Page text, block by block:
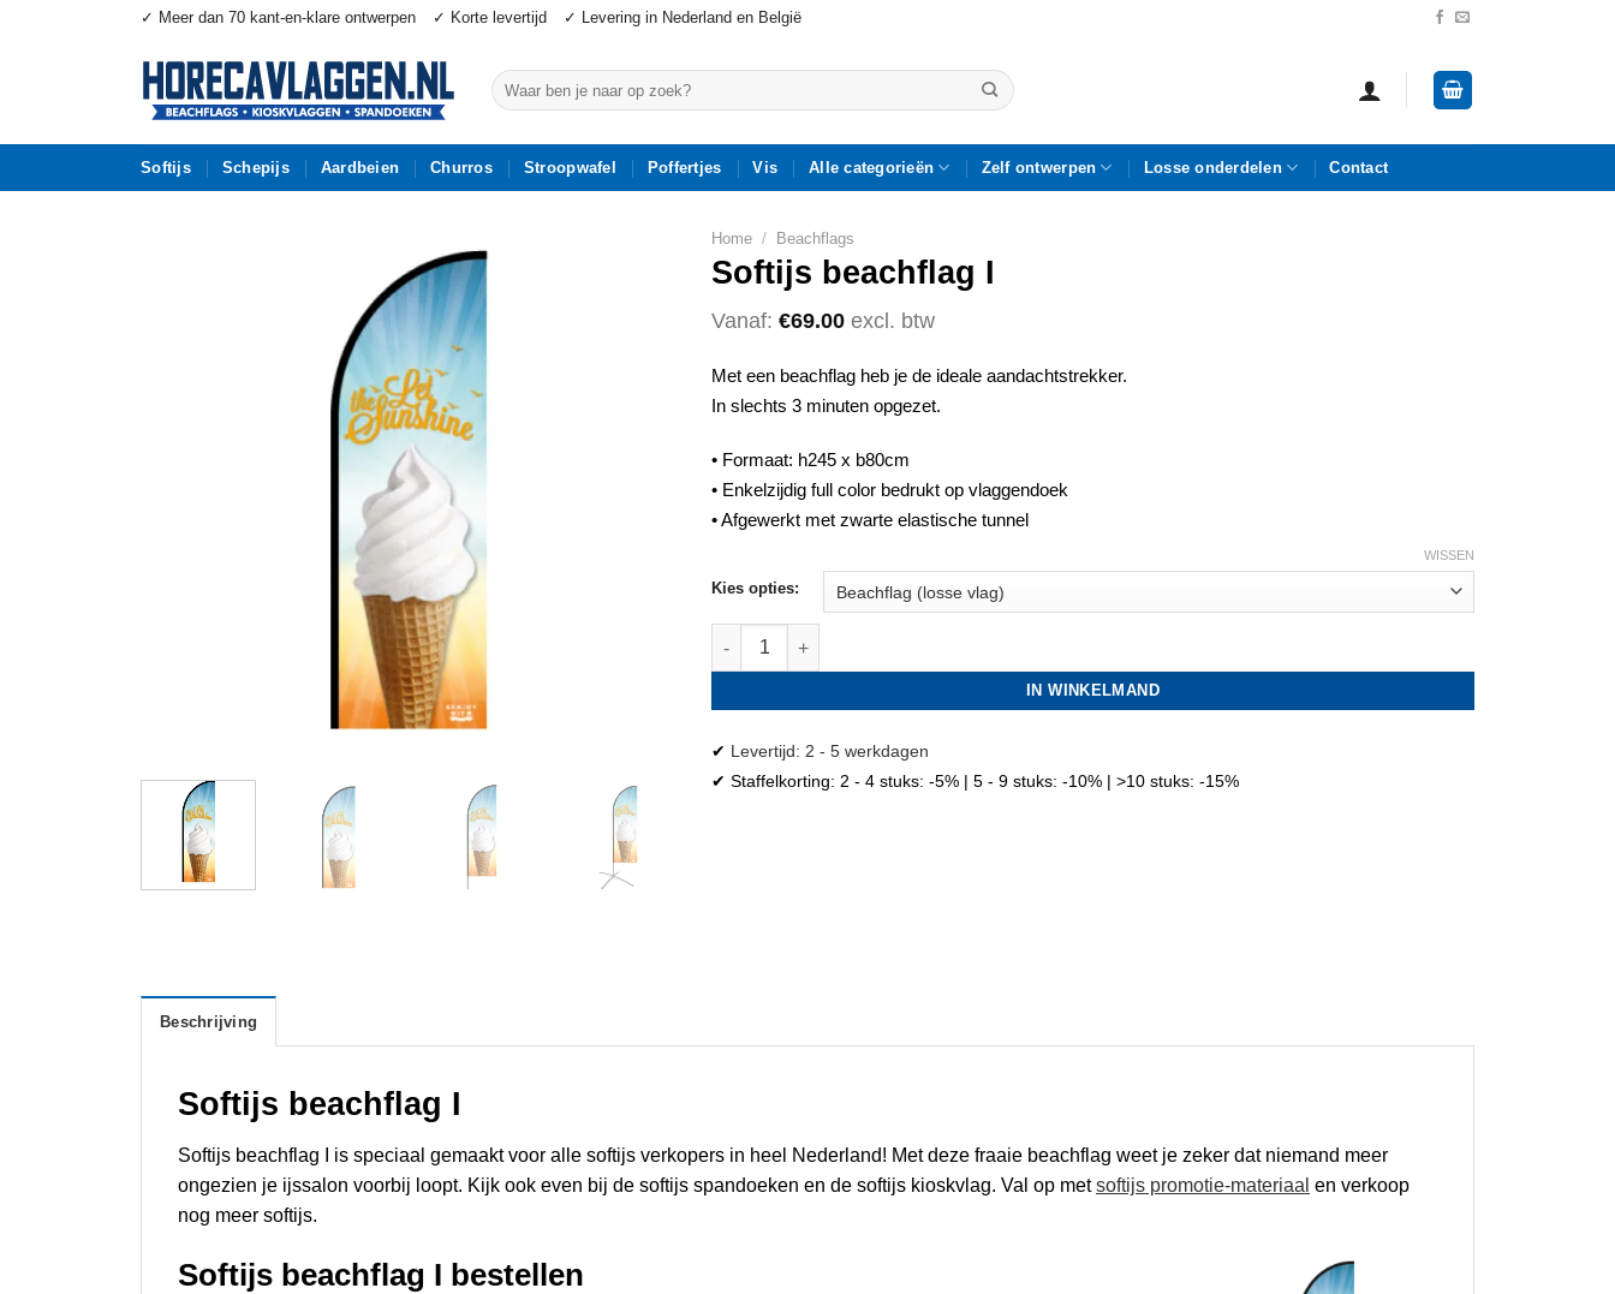
✓ Meer dan 70 kant-en-klare ontwerpen ✓ Korte levertijd ✓ Levering in Nederland en België
Zoeken
naar:
Softijs Schepijs Aardbeien Churros Stroopwafel Poffertjes Vis Alle categorieën Zelf ontwerpen Losse onderdelen Contact
Home / Beachflags
Softijs beachflag I
Vanaf: €69.00 excl. btw
Met een beachflag heb je de ideale aandachtstrekker.
In slechts 3 minuten opgezet.
• Formaat: h245 x b80cm
• Enkelzijdig full color bedrukt op vlaggendoek
• Afgewerkt met zwarte elastische tunnel
Kies opties:
WISSEN
Softijs beachflag I aantal
IN WINKELMAND
✔ Levertijd: 2 - 5 werkdagen
✔ Staffelkorting: 2 - 4 stuks: -5% | 5 - 9 stuks: -10% | >10 stuks: -15%
Beschrijving
Softijs beachflag I
Softijs beachflag I is speciaal gemaakt voor alle softijs verkopers in heel Nederland! Met deze fraaie beachflag weet je zeker dat niemand meer
ongezien je ijssalon voorbij loopt. Kijk ook even bij de softijs spandoeken en de softijs kioskvlag. Val op metsoftijs promotie-materiaal en verkoop
nog meer softijs.
Softijs beachflag I bestellen